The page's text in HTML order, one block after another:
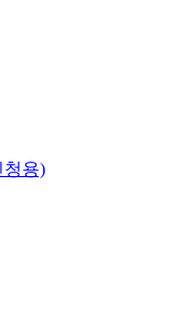
청용)